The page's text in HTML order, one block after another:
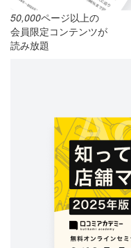
50,000ページ以上の
会員限定コンテンツが
読み放題